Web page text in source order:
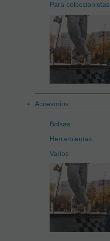
Para coleccionistas
Accesorios
Bolsas
Herramientas
Varios